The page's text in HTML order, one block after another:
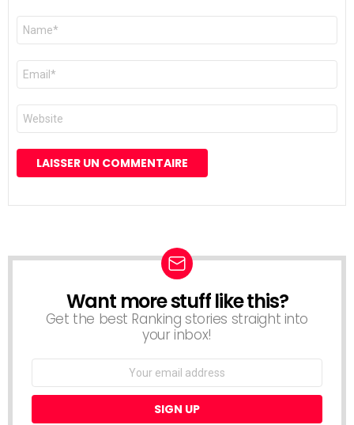
Nom
E-
mail
*
Site
web
NEWSLETTER
Want more stuff like this?
Get the best Ranking stories straight into
your inbox!
Email